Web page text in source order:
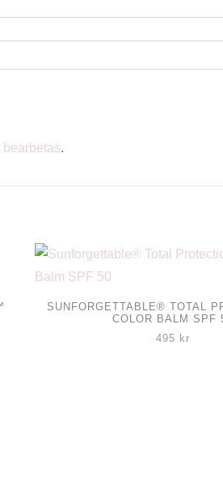
bearbetas.
SUNFORGETTABLE® TOTAL
COLOR BALM SPF
495 kr